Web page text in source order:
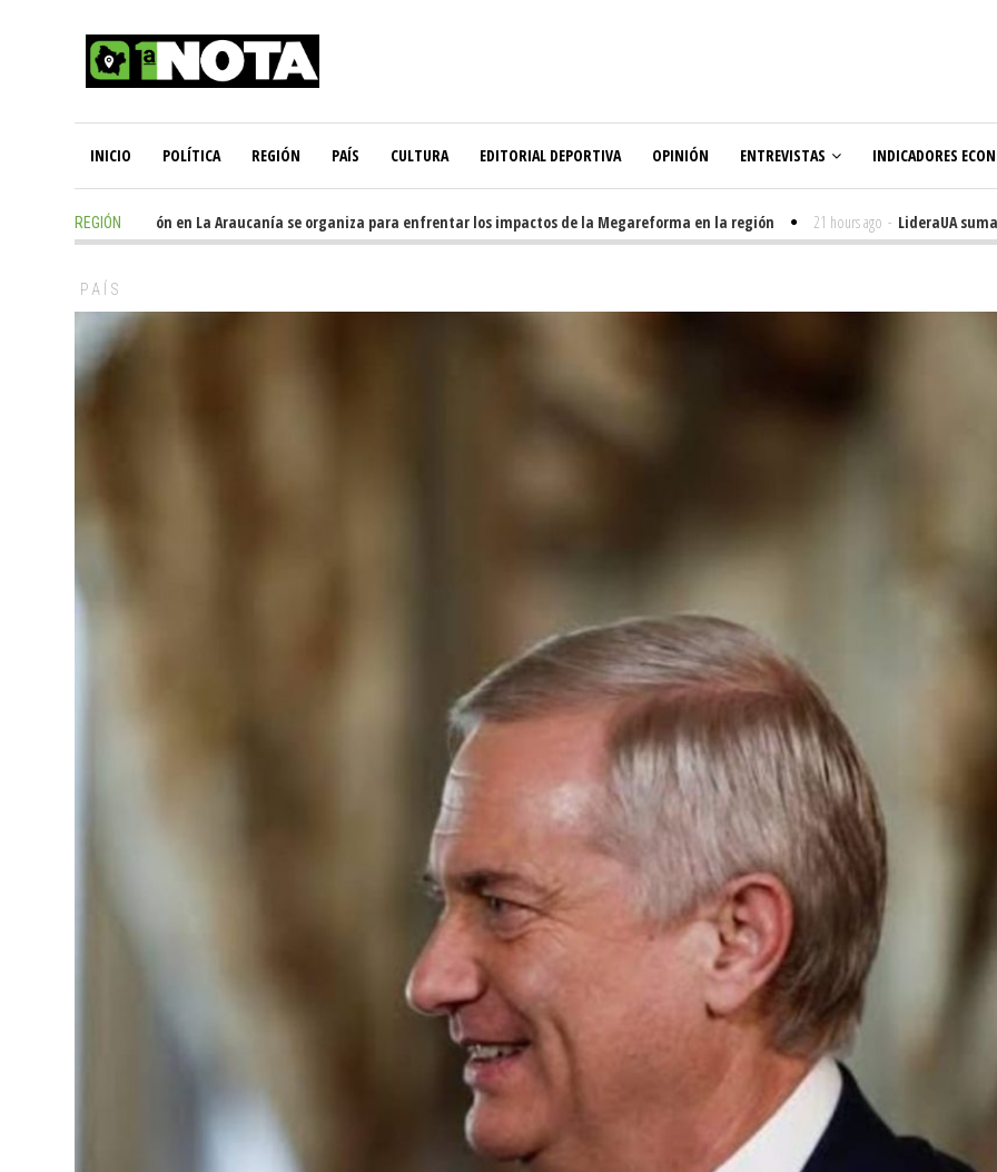
INICIO POLÍTICA REGIÓN PAÍS CULTURA EDITORIAL DEPORTIVA OPINIÓN ENTREVISTAS INDICADORES
REGIÓN
Oposición en La Araucanía se organiza para enfrentar los impactos de la Megareforma en la región 21 hours ago - LideraUA suma
PAÍS